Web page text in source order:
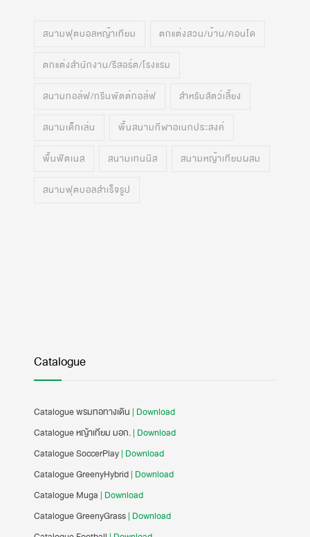
สนามฟุตบอลหญ้าเทียม ตกแต่งสวน/บ้าน/คอนโด
ตกแต่งสำนักงาน/รีสอร์ต/โรงแรม
สนามกอล์ฟ/กรีนพัตต์กอล์ฟ สำหรับสัตว์เลี้ยง
สนามเด็กเล่น พื้นสนามกีฬาอเนกประสงค์
พื้นฟิตเนส สนามเทนนิส สนามหญ้าเทียมผสม
สนามฟุตบอลสำเร็จรูป
Catalogue
Catalogue พรมทอทางเดิน | Download
Catalogue หญ้าเทียม มอก.| Download
Catalogue SoccerPlay| Download
Catalogue GreenyHybrid| Download
Catalogue Muga | Download
Catalogue GreenyGrass| Download